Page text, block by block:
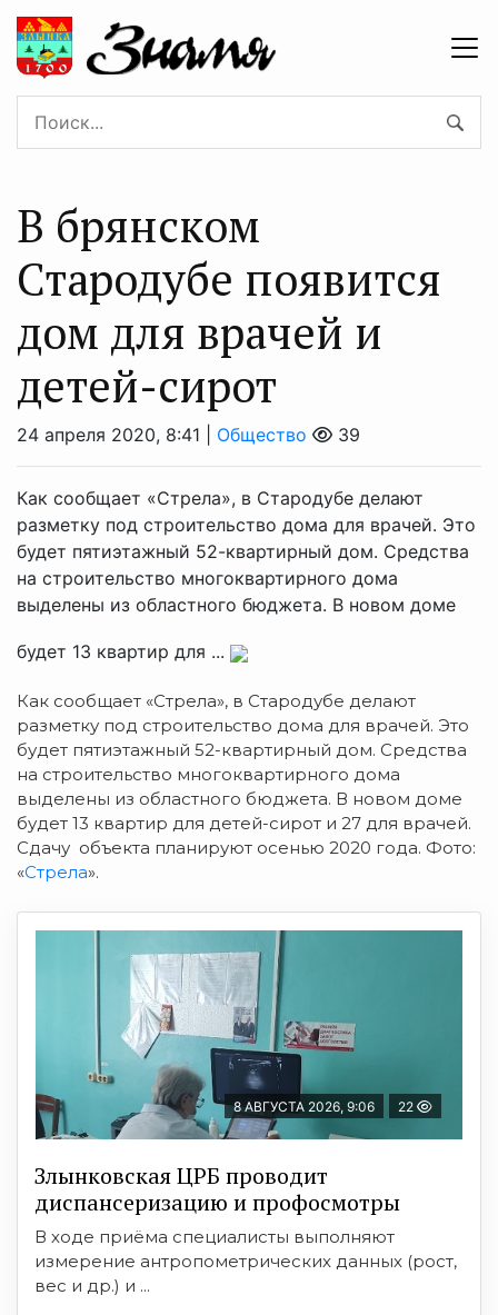
В брянском
Стародубе появится
дом для врачей и
детей-сирот
24 апреля 2020, 8:41 | Общество 39
Как сообщает «Стрела», в Стародубе делают
разметку под строительство дома для врачей. Это
будет пятиэтажный 52-квартирный дом. Средства
на строительство многоквартирного дома
выделены из областного бюджета. В новом доме
будет 13 квартир для ...
Как сообщает «Стрела», в Стародубе делают
разметку под строительство дома для врачей. Это
будет пятиэтажный 52-квартирный дом. Средства
на строительство многоквартирного дома
выделены из областного бюджета. В новом доме
будет 13 квартир для детей-сирот и 27 для врачей.
Сдачу объекта планируют осенью 2020 года. Фото:
«Стрела».
8 АВГУСТА 2026, 9:06 22
Злынковская ЦРБ проводит
диспансеризацию и профосмотры
В ходе приёма специалисты выполняют
измерение антропометрических данных (рост,
вес и др.) и ...